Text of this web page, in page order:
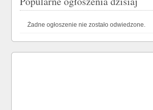
Żadne ogłoszenie nie zostało odwiedzone.